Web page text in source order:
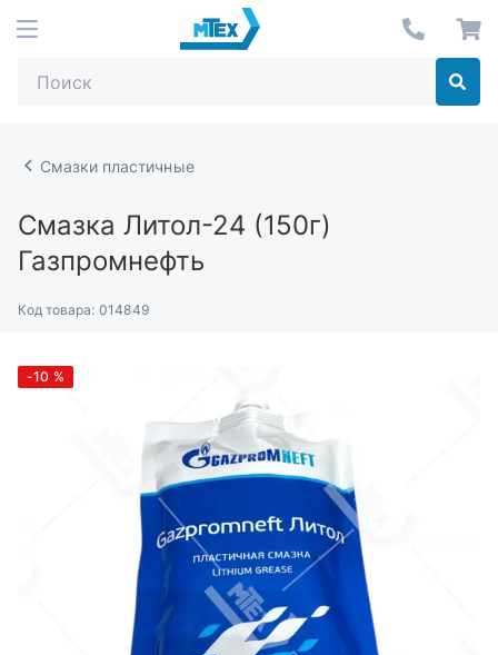
Смазки пластичные
Смазка Литол-24 (150г)
Газпромнефть
Код товара: 014849
-10 %